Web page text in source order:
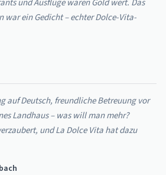
und Ausflüge waren Gold wert. Das
war ein Gedicht – echter Dolce-Vita-
auf Deutsch, freundliche Betreuung vor
Landhaus – was will man mehr?
und La Dolce Vita hat dazu